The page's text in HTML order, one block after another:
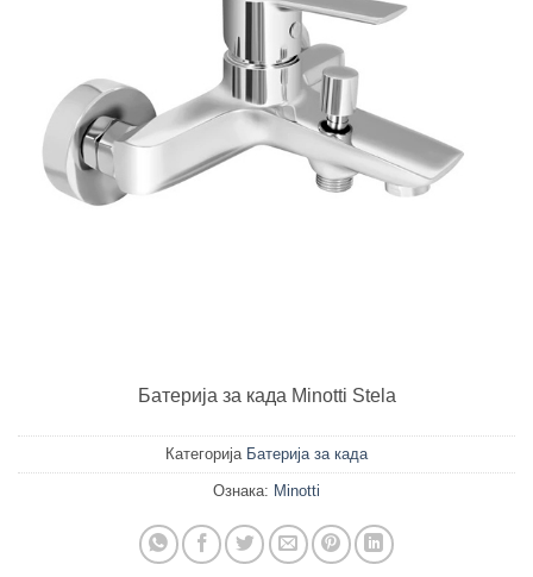
Батерија за када Minotti Stela
Категорија Батерија за када
Ознака: Minotti